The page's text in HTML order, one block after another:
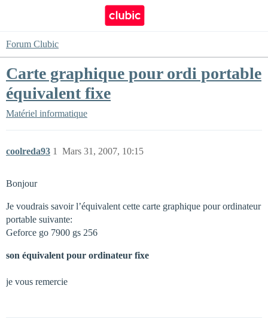
Forum Clubic
Carte graphique pour ordi portable
équivalent fixe
Matériel informatique
coolreda93 Mars 31, 2007, 10:15
1
Bonjour
Je voudrais savoir l’équivalent cette carte graphique pour ordinateur
portable suivante:
Geforce go 7900 gs 256
son équivalent pour ordinateur fixe
je vous remercie